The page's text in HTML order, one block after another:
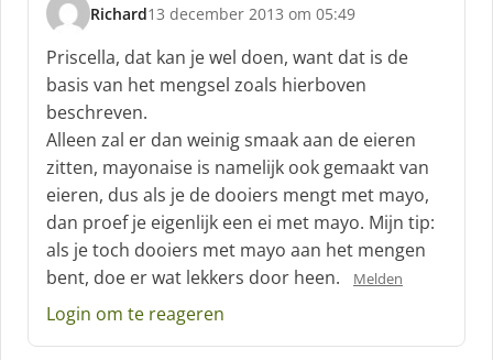
Richard
s
c
h
r
e
e
f
13 december 2013 om 05:49
Priscella, dat kan je wel doen, want dat is de
basis van het mengsel zoals hierboven
beschreven.
Alleen zal er dan weinig smaak aan de eieren
zitten, mayonaise is namelijk ook gemaakt van
eieren, dus als je de dooiers mengt met mayo,
dan proef je eigenlijk een ei met mayo. Mijn tip:
als je toch dooiers met mayo aan het mengen
bent, doe er wat lekkers door heen.
Melden
Login om te reageren